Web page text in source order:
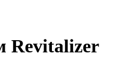
Revitalizer